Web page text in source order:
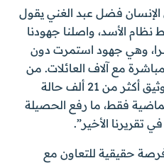
فضل عبد الغني يقول
“منذ سقوط نظام الأسد، واصلنا جهودنا
وهي جهود استمرت دون
مع آلاف العائلات. من
خلال هذا التواصل، تمكنا من توثيق أكثر من 21 ألف حالة
فقط، ما رفع الحصيلة
تقريرنا الأخير”.
حقيقية للتعاون مع